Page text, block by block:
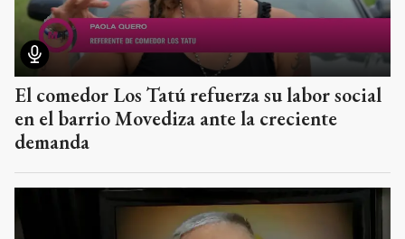
El comedor Los Tatú refuerza su labor social
en el barrio Movediza ante la creciente
demanda